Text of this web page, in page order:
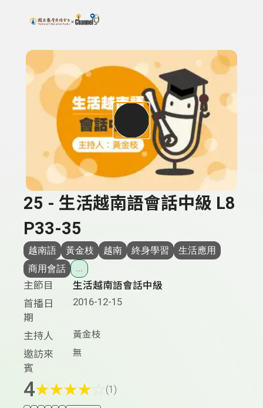
上方功能區塊
搜尋關鍵字：可輸入節目名稱、主持人或關鍵字
25 - 生活越南語會話中級 L8
P33-35
越南語 黃金枝 越南 終身學習
生活應用
商用會話
...
主節目
生活越南語會話中級
首播日
期
2016-12-15
主持人 黃金枝
邀訪來
賓
無
4★★★★ (1)